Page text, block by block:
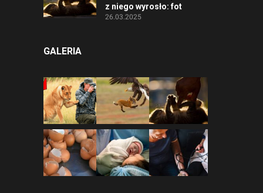
z niego wyrosło: fot
26.03.2025
GALERIA